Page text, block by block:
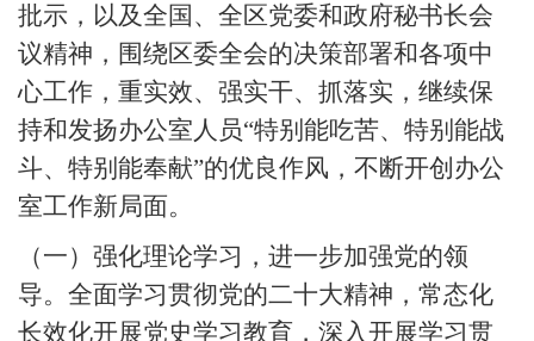
批示，以及全国、全区党委和政府秘书长会
议精神，围绕区委全会的决策部署和各项中
心工作，重实效、强实干、抓落实，继续保
持和发扬办公室人员“特别能吃苦、特别能战
斗、特别能奉献”的优良作风，不断开创办公
室工作新局面。
（一）强化理论学习，进一步加强党的领
导。全面学习贯彻党的二十大精神，常态化
长效化开展党史学习教育，深入开展学习贯